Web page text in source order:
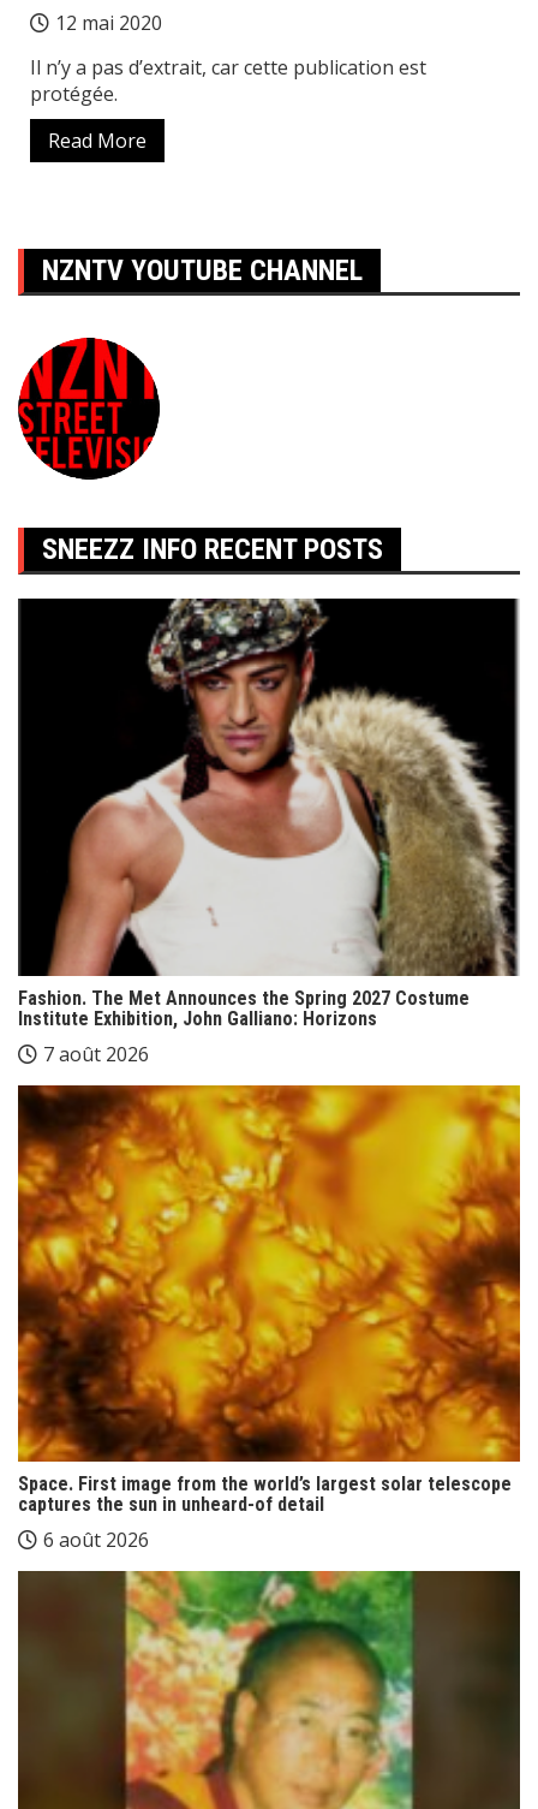
12 mai 2020
Il n’y a pas d’extrait, car cette publication est
protégée.
Read More
NZNTV YOUTUBE CHANNEL
SNEEZZ INFO RECENT POSTS
Fashion. The Met Announces the Spring 2027 Costume
Institute Exhibition, John Galliano: Horizons
7 août 2026
Space. First image from the world’s largest solar telescope
captures the sun in unheard-of detail
6 août 2026